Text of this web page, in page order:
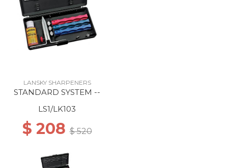
LANSKY SHARPENERS
STANDARD SYSTEM --
LS1/LK103
$ 208$ 520